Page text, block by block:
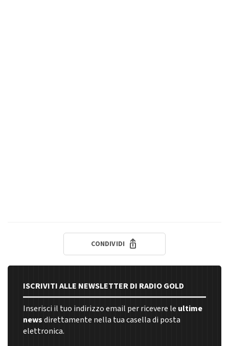
CONDIVIDI
ISCRIVITI ALLE NEWSLETTER DI RADIO GOLD
Inserisci il tuo indirizzo email per ricevere le ultime
newsdirettamente nella tua casella di posta
elettronica.